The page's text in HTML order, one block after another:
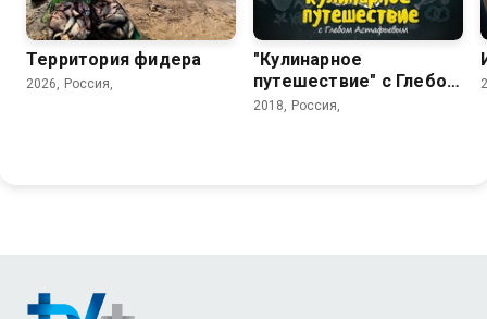
Территория фидера
2026, Россия,
"Кулинарное
путешествие" с Глебом
Астафьевым
2018, Россия,